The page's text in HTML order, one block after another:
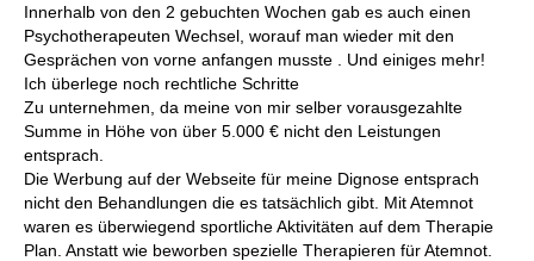
Innerhalb von den 2 gebuchten Wochen gab es auch einen
Psychotherapeuten Wechsel, worauf man wieder mit den
Gesprächen von vorne anfangen musste . Und einiges mehr!
Ich überlege noch rechtliche Schritte
Zu unternehmen, da meine von mir selber vorausgezahlte
Summe in Höhe von über 5.000 € nicht den Leistungen
entsprach.
Die Werbung auf der Webseite für meine Dignose entsprach
nicht den Behandlungen die es tatsächlich gibt. Mit Atemnot
waren es überwiegend sportliche Aktivitäten auf dem Therapie
Plan. Anstatt wie beworben spezielle Therapieren für Atemnot.